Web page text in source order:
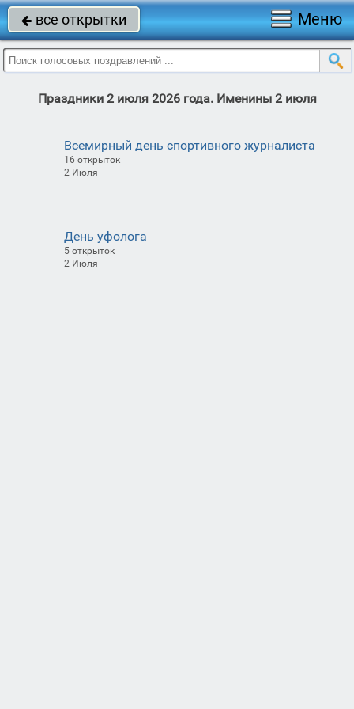
 все открытки Меню
Праздники 2 июля 2026 года. Именины 2 июля
Всемирный день спортивного журналиста
16 открыток
2 Июля
День уфолога
5 открыток
2 Июля